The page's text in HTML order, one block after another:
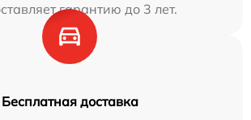
гарантию до 3 лет.
Бесплатная доставка